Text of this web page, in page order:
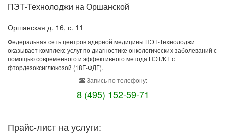
ПЭТ-Технолоджи на Оршанской
Оршанская д. 16, с. 11
Федеральная сеть центров ядерной медицины ПЭТ-Технолоджи
оказывает комплекс услуг по диагностике онкологических заболеваний с
помощью современного и эффективного метода ПЭТ/КТ с
фтордезоксиглюкозой (18F-ФДГ).
Запись по телефону:
8 (495) 152-59-71
Прайс-лист на услуги: